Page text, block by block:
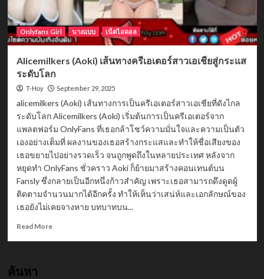
Onlyfans Girl นางแบบ เน็ตไอดอล
Alicemilkers (Aoki) เส้นทางครีเอเตอร์สาวเอเชียสู่กระแส
ระดับโลก
T-Hoy September 29, 2025
alicemilkers (Aoki) เส้นทางการเป็นครีเอเตอร์สาวเอเชียที่ดังไกล
ระดับโลก Alicemilkers (Aoki) เริ่มต้นการเป็นครีเอเตอร์จาก
แพลตฟอร์ม OnlyFans ที่เธอกล้าโชว์ความมั่นใจและความเป็นตัว
เองอย่างเต็มที่ ผลงานของเธอสร้างกระแสและทำให้ชื่อเสียงของ
เธอขยายไปอย่างรวดเร็ว จนถูกพูดถึงในหลายประเทศ หลังจาก
หยุดทำ OnlyFans ชั่วคราว Aoki ก็ย้ายมาสร้างคอนเทนต์บน
Fansly ซึ่งกลายเป็นอีกหนึ่งก้าวสำคัญ เพราะเธอสามารถดึงดูดผู้
ติดตามจำนวนมากได้อีกครั้ง ทำให้เห็นว่าเสน่ห์และเอกลักษณ์ของ
เธอยังไม่เคยจางหาย บทบาทบน...
Read MoreRead
ค้นหา